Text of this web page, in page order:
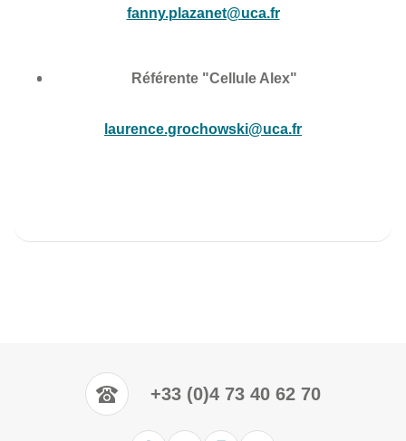
fanny.plazanet@uca.fr
Référente "Cellule Alex"
laurence.grochowski@uca.fr
+33 (0)4 73 40 62 70